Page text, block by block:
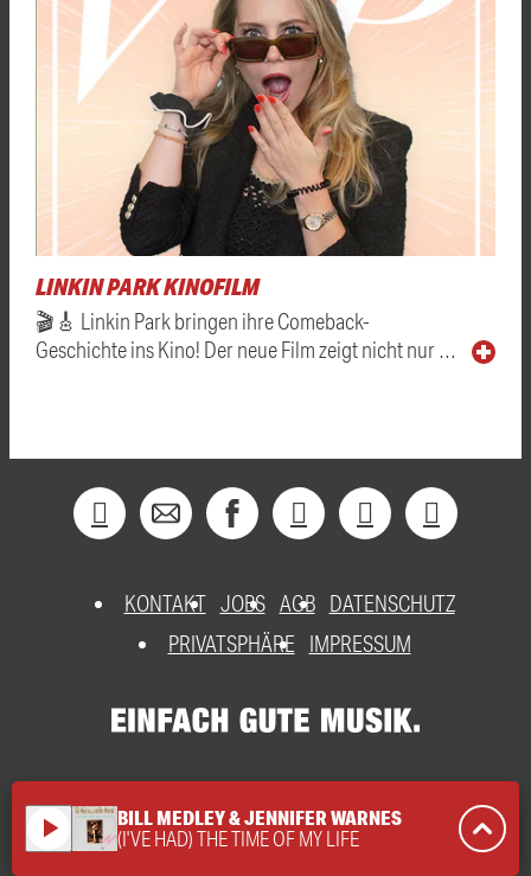
LINKIN PARK KINOFILM
🎬🎸 Linkin Park bringen ihre Comeback-
Geschichte ins Kino! Der neue Film zeigt nicht nur …
KONTAKT JOBS AGB DATENSCHUTZ
PRIVATSPHÄRE
IMPRESSUM
play_arrow BILL MEDLEY & JENNIFER WARNES
(I'VE HAD) THE TIME OF MY LIFE